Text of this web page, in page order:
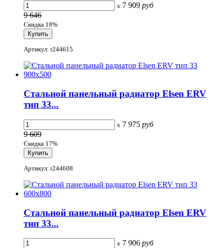
x 7 909 руб
9 646
Скидка 18%
Артикул: r244615
Стальной панельный радиатор Elsen ERV
тип 33...
x 7 975 руб
9 609
Скидка 17%
Артикул: r244608
Стальной панельный радиатор Elsen ERV
тип 33...
x 7 906 руб